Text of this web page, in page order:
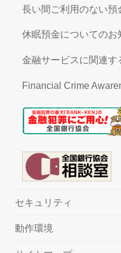
長い間ご利用のない預
休眠預金についてのお
金融サービスに関連す
Financial Crime
セキュリティ
動作環境